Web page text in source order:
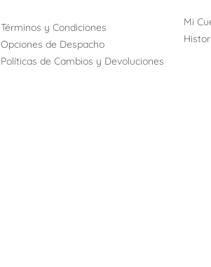
Términos y Condiciones
Opciones de Despacho
Políticas de Cambios y Devoluciones
Mi